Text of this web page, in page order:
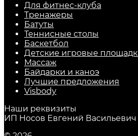
Для фитнес-клуба
Тренажеры
Батуты
Теннисные столы
Баскетбол
Детские игровые
Массаж
Байдарки и каноэ
Лучшие предложения
Visbody
Наши реквизиты
ИП Носов Евгений Васильевич